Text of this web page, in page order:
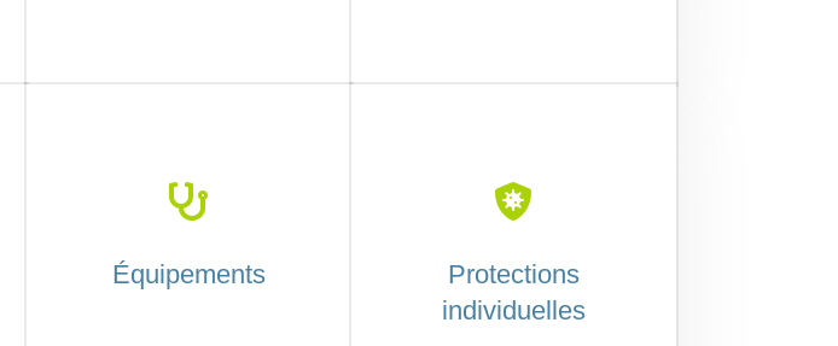

Équipements

Protections
individuelles